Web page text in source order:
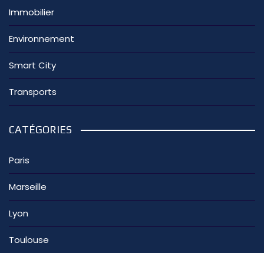
Immobilier
Environnement
Smart City
Transports
CATÉGORIES
Paris
Marseille
Lyon
Toulouse